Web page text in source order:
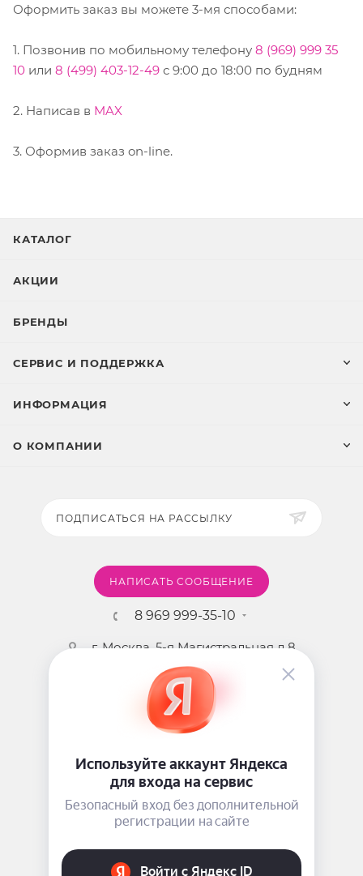
Оформить заказ вы можете 3-мя способами:
1. Позвонив по мобильному телефону 8 (969) 999 35
10 или 8 (499) 403-12-49 с 9:00 до 18:00 по будням
2. Написав в MAX
3. Оформив заказ on-line.
КАТАЛОГ
АКЦИИ
БРЕНДЫ
СЕРВИС И ПОДДЕРЖКА
ИНФОРМАЦИЯ
О КОМПАНИИ
ПОДПИСАТЬСЯ НА РАССЫЛКУ
НАПИСАТЬ СООБЩЕНИЕ
8 969 999-35-10
г. Москва, 5-я Магистральная д.8
2009 - 2026 ©Pink-Girl.ru